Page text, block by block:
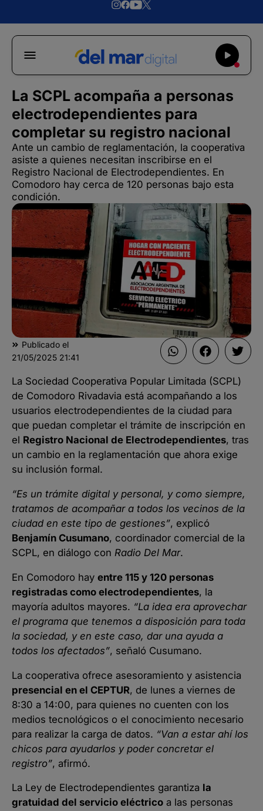
La SCPL acompaña a personas
electrodependientes para
completar su registro nacional
Ante un cambio de reglamentación, la cooperativa
asiste a quienes necesitan inscribirse en el
Registro Nacional de Electrodependientes. En
Comodoro hay cerca de 120 personas bajo esta
condición.
Publicado el
21/05/2025 21:41
La Sociedad Cooperativa Popular Limitada (SCPL)
de Comodoro Rivadavia está acompañando a los
usuarios electrodependientes de la ciudad para
que puedan completar el trámite de inscripción en
el Registro Nacional de Electrodependientes, tras
un cambio en la reglamentación que ahora exige
su inclusión formal.
“Es un trámite digital y personal, y como siempre,
tratamos de acompañar a todos los vecinos de la
ciudad en este tipo de gestiones”, explicó
Benjamín Cusumano, coordinador comercial de la
SCPL, en diálogo con Radio Del Mar.
En Comodoro hay entre 115 y 120 personas
registradas como electrodependientes, la
mayoría adultos mayores. “La idea era aprovechar
el programa que tenemos a disposición para toda
la sociedad, y en este caso, dar una ayuda a
todos los afectados”, señaló Cusumano.
La cooperativa ofrece asesoramiento y asistencia
presencial en el CEPTUR, de lunes a viernes de
8:30 a 14:00, para quienes no cuenten con los
medios tecnológicos o el conocimiento necesario
para realizar la carga de datos. “Van a estar ahí los
chicos para ayudarlos y poder concretar el
registro”, afirmó.
La Ley de Electrodependientes garantiza la
gratuidad del servicio eléctrico a las personas